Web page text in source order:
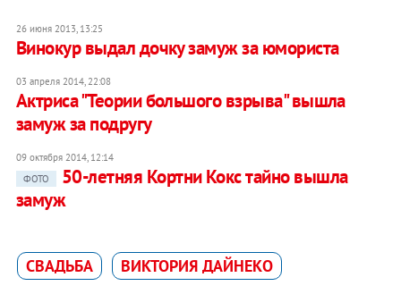
26 июня 2013, 13:25
Винокур выдал дочку замуж за юмориста
03 апреля 2014, 22:08
Актриса "Теории большого взрыва" вышла
замуж за подругу
09 октября 2014, 12:14
ФОТО
50-летняя Кортни Кокс тайно вышла
замуж
СВАДЬБА
ВИКТОРИЯ ДАЙНЕКО